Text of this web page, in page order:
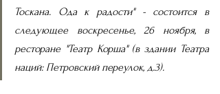
Тоскана. Ода к радости" - состоится в
следующее воскресенье, 26 ноября, в
ресторане "Театр Корша" (в здании Театра
наций: Петровский переулок, д.3).